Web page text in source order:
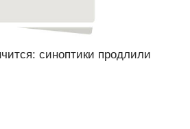
синоптики продлили